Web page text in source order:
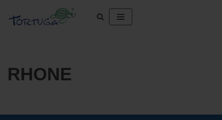
Zum
RHONE